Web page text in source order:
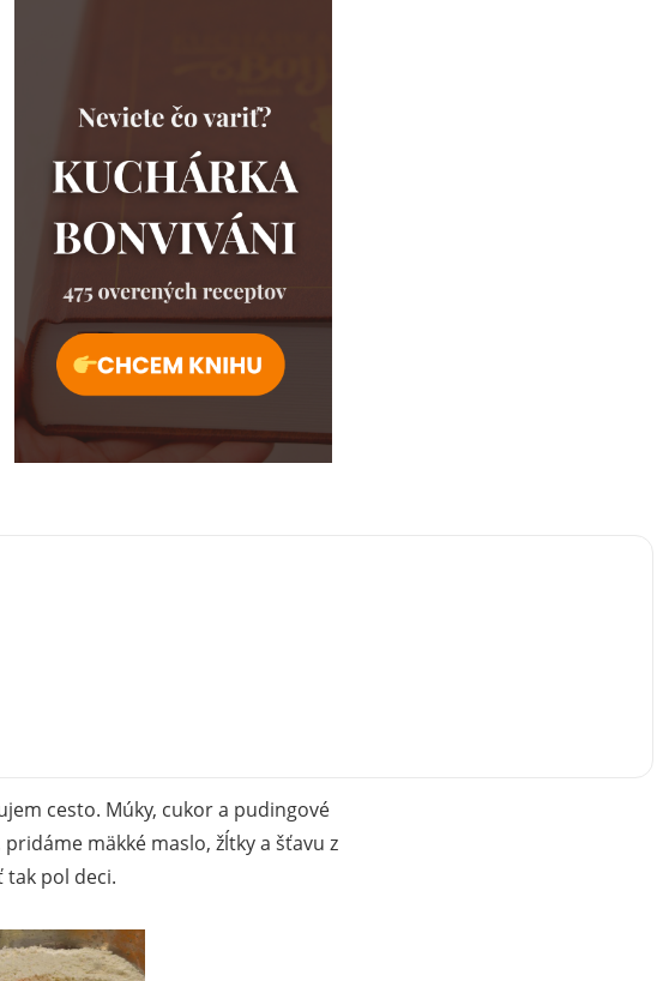
cesto. Múky, cukor a pudingové
mäkké maslo, žĺtky a šťavu z
tak pol deci.